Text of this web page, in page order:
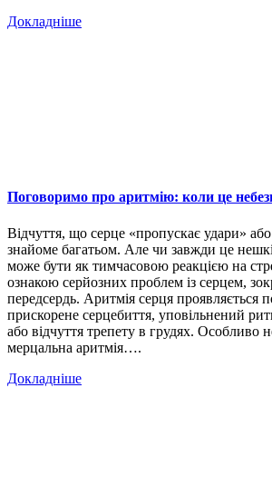
Докладніше
Поговоримо про аритмію: коли це
Відчуття, що серце «пропускає удари» або
знайоме багатьом. Але чи завжди це
може бути як тимчасовою реакцією на
ознакою серйозних проблем із серцем,
передсердь. Аритмія серця проявляється
прискорене серцебиття, уповільнений
або відчуття трепету в грудях. Особливо
мерцальна аритмія….
Докладніше